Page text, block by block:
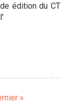
édition du CT
»